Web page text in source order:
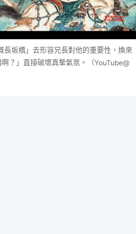
坂橋」去形容兄長對他的重要性，換來
？」直接破壞真摯氣氛。（YouTube@